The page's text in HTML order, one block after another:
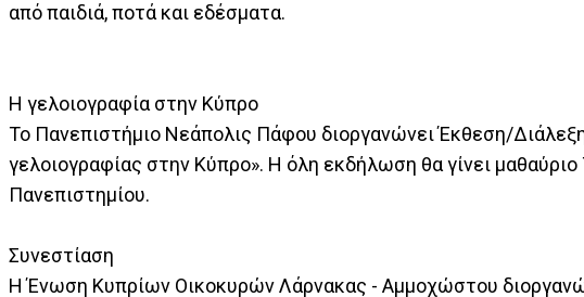
από παιδιά, ποτά και εδέσματα.
Η γελοιογραφία στην Κύπρο
Το Πανεπιστήμιο Νεάπολις Πάφου διοργανώνει Έκθεση/
γελοιογραφίας στην Κύπρο». Η όλη εκδήλωση θα γίνει
Πανεπιστημίου.
Συνεστίαση
Η Ένωση Κυπρίων Οικοκυρών Λάρνακας - Αμμοχώστου